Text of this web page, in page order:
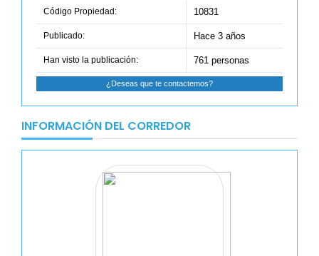
Código Propiedad: 10831
Publicado: Hace 3 años
Han visto la publicación: 761 personas
¿Deseas que te contactemos?
INFORMACIÓN DEL CORREDOR